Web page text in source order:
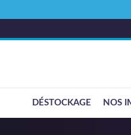
DÉSTOCKAGE NOS